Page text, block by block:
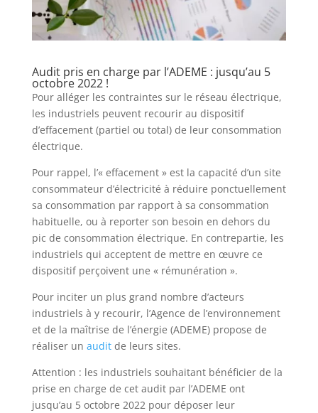
Audit pris en charge par l’ADEME : jusqu’au 5
octobre 2022 !
Pour alléger les contraintes sur le réseau électrique,
les industriels peuvent recourir au dispositif
d’effacement (partiel ou total) de leur consommation
électrique.
Pour rappel, l’« effacement » est la capacité d’un site
consommateur d’électricité à réduire ponctuellement
sa consommation par rapport à sa consommation
habituelle, ou à reporter son besoin en dehors du
pic de consommation électrique. En contrepartie, les
industriels qui acceptent de mettre en œuvre ce
dispositif perçoivent une « rémunération ».
Pour inciter un plus grand nombre d’acteurs
industriels à y recourir, l’Agence de l’environnement
et de la maîtrise de l’énergie (ADEME) propose de
réaliser un auditde leurs sites.
Attention : les industriels souhaitant bénéficier de la
prise en charge de cet audit par l’ADEME ont
jusqu’au 5 octobre 2022 pour déposer leur